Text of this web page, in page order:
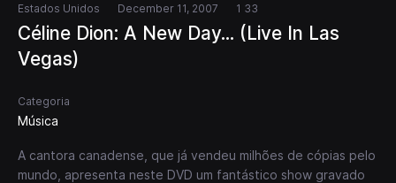
Estados Unidos December 11, 2007 1 33
Céline Dion: A New Day... (Live In Las
Vegas)
Categoria
Música
A cantora canadense, que já vendeu milhões de cópias pelo
mundo, apresenta neste DVD um fantástico show gravado